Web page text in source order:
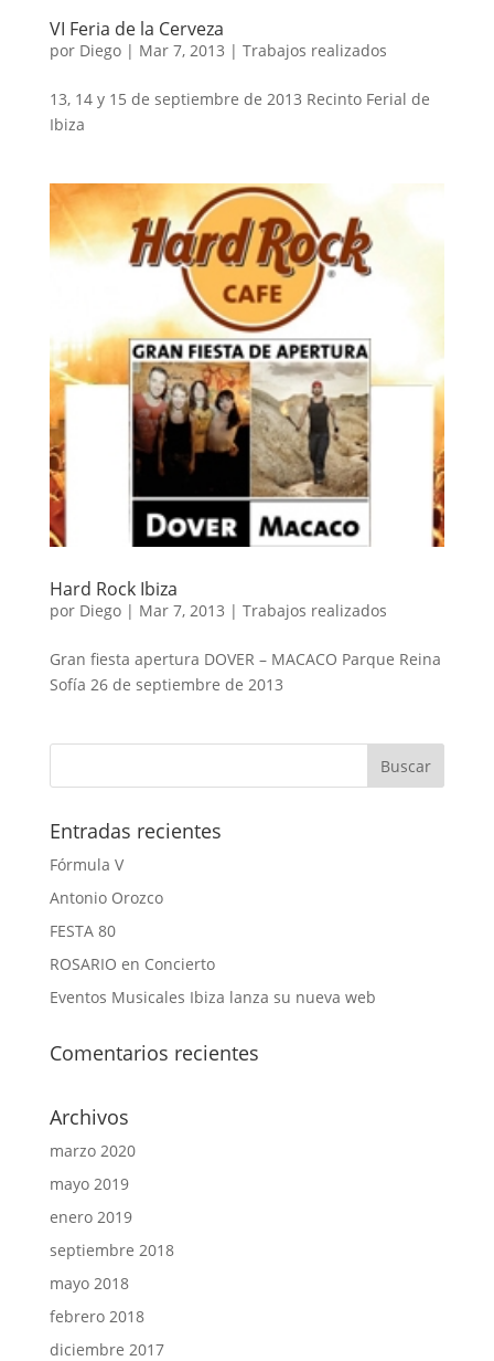
VI Feria de la Cerveza
por Diego| Mar 7, 2013 | Trabajos realizados
13, 14 y 15 de septiembre de 2013 Recinto Ferial de
Ibiza
Hard Rock Ibiza
por Diego| Mar 7, 2013 | Trabajos realizados
Gran fiesta apertura DOVER – MACACO Parque Reina
Sofía 26 de septiembre de 2013
Entradas recientes
Fórmula V
Antonio Orozco
FESTA 80
ROSARIO en Concierto
Eventos Musicales Ibiza lanza su nueva web
Comentarios recientes
Archivos
marzo 2020
mayo 2019
enero 2019
septiembre 2018
mayo 2018
febrero 2018
diciembre 2017